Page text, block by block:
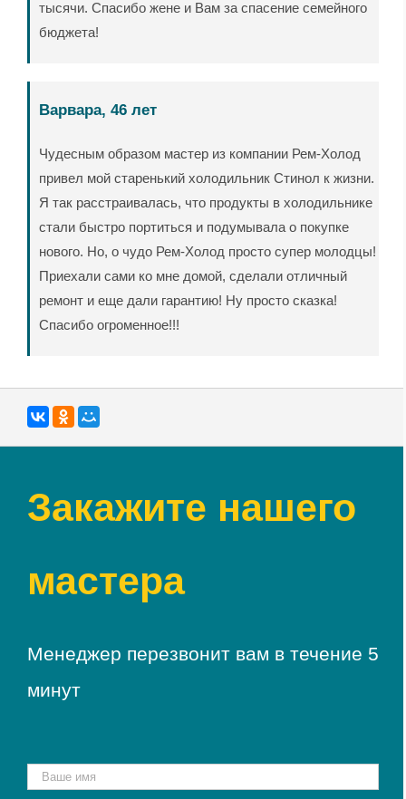
тысячи. Спасибо жене и Вам за спасение семейного
бюджета!
Варвара, 46 лет
Чудесным образом мастер из компании Рем-Холод
привел мой старенький холодильник Стинол к жизни.
Я так расстраивалась, что продукты в холодильнике
стали быстро портиться и подумывала о покупке
нового. Но, о чудо Рем-Холод просто супер молодцы!
Приехали сами ко мне домой, сделали отличный
ремонт и еще дали гарантию! Ну просто сказка!
Спасибо огроменное!!!
Закажите нашего
мастера
Менеджер перезвонит вам в течение 5
минут